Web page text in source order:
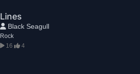
Lines
Black Seagull
Rock
16
4